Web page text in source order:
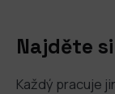
Najděte
Každý pracuje